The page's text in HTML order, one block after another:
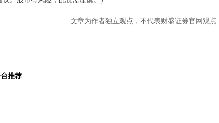
文章为作者独立观点，不代表财盛证券官网观点
推荐